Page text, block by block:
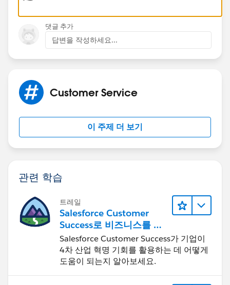
댓글 추가
답변을 작성하세요...
Customer Service
이 주제 더 보기
관련 학습
트레일
Salesforce Customer
Success로 비즈니스를 혁
신하기
Salesforce Customer Success가 기업이
4차 산업 혁명 기회를 활용하는 데 어떻게
도움이 되는지 알아보세요.